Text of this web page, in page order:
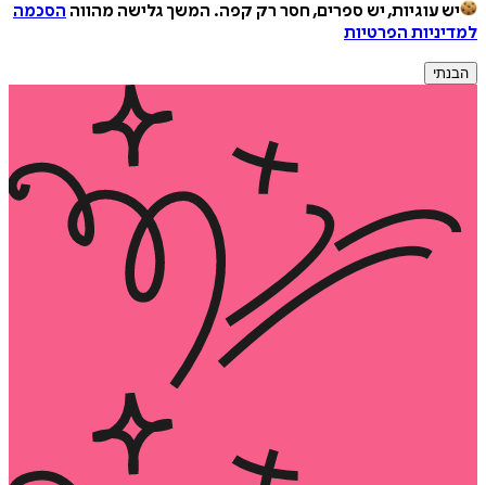
יש עוגיות, יש ספרים, חסר רק קפה. המשך גלישה מהווה הסכמה
למדיניות הפרטיות
הבנתי